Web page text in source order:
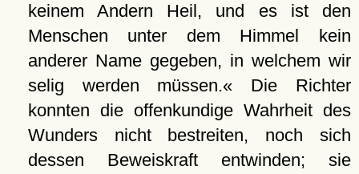
keinem Andern Heil, und es ist den
Menschen unter dem Himmel kein
anderer Name gegeben, in welchem wir
selig werden müssen.« Die Richter
konnten die offenkundige Wahrheit des
Wunders nicht bestreiten, noch sich
dessen Beweiskraft entwinden; sie